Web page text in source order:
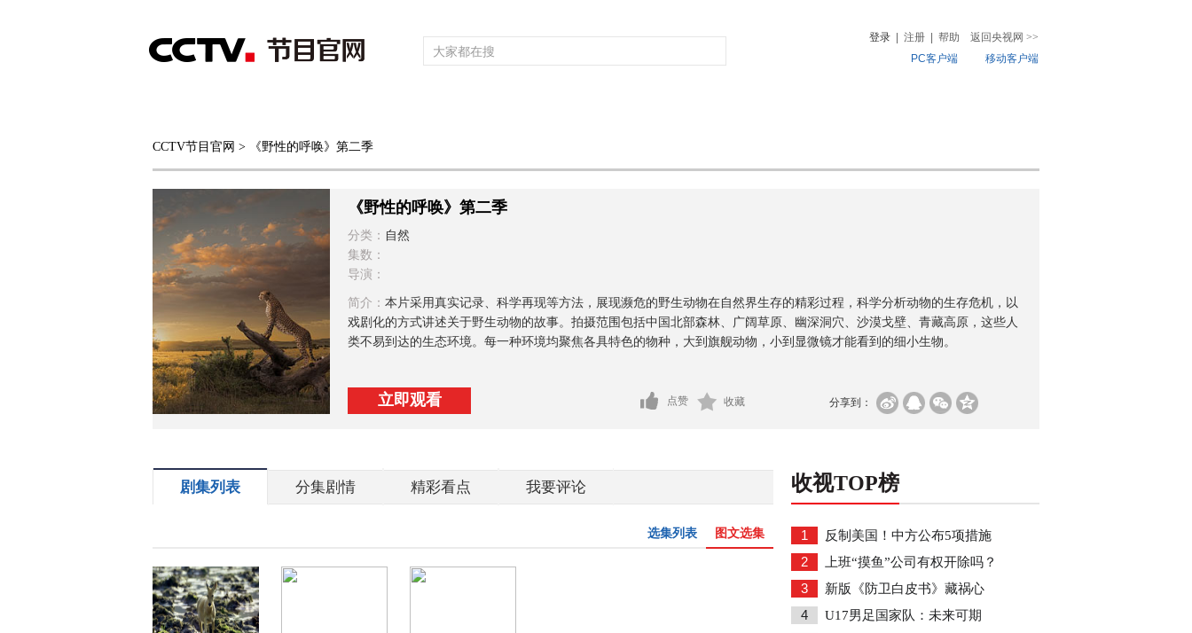
登录 注册 帮助 返回央视网 >>
PC客户端
移动客户端
综合 新闻 财经 综艺 中文国际
CCTV节目官网 > 《野性的呼唤》第二季
《野性的呼唤》第二季
分类： 自然
集数：
导演：
简介： 本片采用真实记录、科学再现等方法，展现濒危的野生动物在自然界生存的精彩过程，科学分析动物的生存危机，以
戏剧化的方式讲述关于野生动物的故事。拍摄范围包括中国北部森林、广阔草原、幽深洞穴、沙漠戈壁、青藏高原，这些人
类不易到达的生态环境。每一种环境均聚焦各具特色的物种，大到旗舰动物，小到显微镜才能看到的细小生物。
立即观看 分享到：
点赞 收藏
剧集列表 分集剧情 精彩看点 我要评论
图文选集
选集列表
收视TOP榜
1 反制美国！中方公布5项措施
2 上班“摸鱼”公司有权开除吗？
3 新版《防卫白皮书》藏祸心
4 U17男足国家队：未来可期